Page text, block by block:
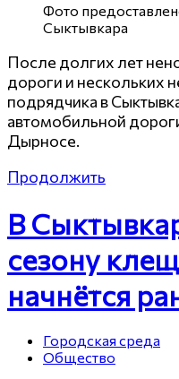
Фото
Сыктывкара
После долгих лет
дороги и нескольких
подрядчика в
автомобильной
Дырносе.
Продолжить
В
сезону
начнётся
Городская среда
Общество